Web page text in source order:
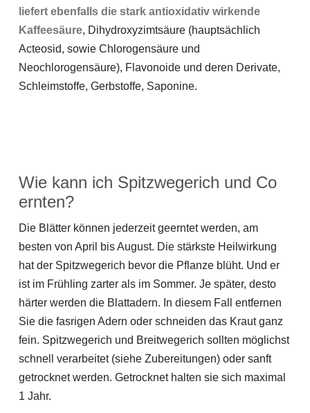
liefert ebenfalls die stark antioxidativ wirkende
Kaffeesäure, Dihydroxyzimtsäure (hauptsächlich
Acteosid, sowie Chlorogensäure und
Neochlorogensäure), Flavonoide und deren Derivate,
Schleimstoffe, Gerbstoffe, Saponine.
Wie kann ich Spitzwegerich und Co
ernten?
Die Blätter können jederzeit geerntet werden, am
besten von April bis August. Die stärkste Heilwirkung
hat der Spitzwegerich bevor die Pflanze blüht. Und er
ist im Frühling zarter als im Sommer. Je später, desto
härter werden die Blattadern. In diesem Fall entfernen
Sie die fasrigen Adern oder schneiden das Kraut ganz
fein. Spitzwegerich und Breitwegerich sollten möglichst
schnell verarbeitet (siehe Zubereitungen) oder sanft
getrocknet werden. Getrocknet halten sie sich maximal
1 Jahr.